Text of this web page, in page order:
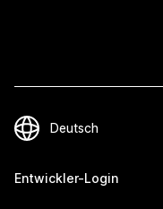
Entwickler-Login